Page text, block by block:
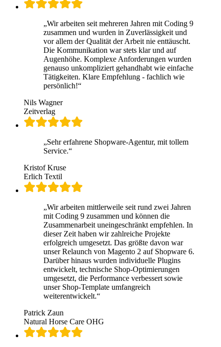
„Wir arbeiten seit mehreren Jahren mit Coding 9
zusammen und wurden in Zuverlässigkeit und
vor allem der Qualität der Arbeit nie enttäuscht.
Die Kommunikation war stets klar und auf
Augenhöhe. Komplexe Anforderungen wurden
genauso unkompliziert gehandhabt wie einfache
Tätigkeiten. Klare Empfehlung - fachlich wie
persönlich!“
Nils Wagner
Zeitverlag
„Sehr erfahrene Shopware-Agentur, mit tollem
Service.“
Kristof Kruse
Erlich Textil
„Wir arbeiten mittlerweile seit rund zwei Jahren
mit Coding 9 zusammen und können die
Zusammenarbeit uneingeschränkt empfehlen. In
dieser Zeit haben wir zahlreiche Projekte
erfolgreich umgesetzt. Das größte davon war
unser Relaunch von Magento 2 auf Shopware 6.
Darüber hinaus wurden individuelle Plugins
entwickelt, technische Shop-Optimierungen
umgesetzt, die Performance verbessert sowie
unser Shop-Template umfangreich
weiterentwickelt.“
Patrick Zaun
Natural Horse Care OHG